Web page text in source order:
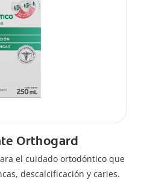
Orthogard
el cuidado ortodóntico que
descalcificación y caries.